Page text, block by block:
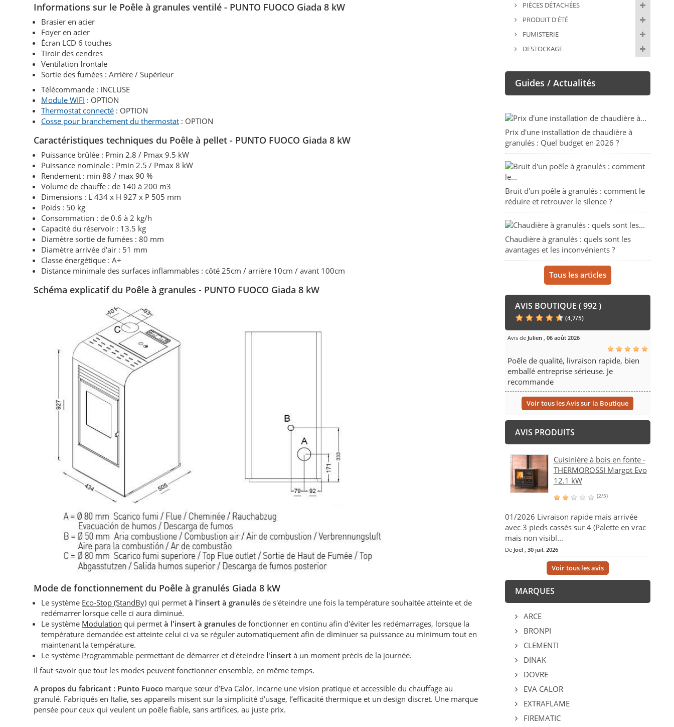
Informations sur le Poêle à granules ventilé - PUNTO FUOCO Giada 8 kW
Brasier en acier
Foyer en acier
Écran LCD 6 touches
Tiroir des cendres
Ventilation frontale
Sortie des fumées : Arrière / Supérieur
Télécommande : INCLUSE
Module WIFI : OPTION
Thermostat connecté : OPTION
Cosse pour branchement du thermostat : OPTION
Caractéristiques techniques du Poêle à pellet - PUNTO FUOCO Giada 8 kW
Puissance brûlée : Pmin 2.8 / Pmax 9.5 kW
Puissance nominale : Pmin 2.5 / Pmax 8 kW
Rendement : min 88 / max 90 %
Volume de chauffe : de 140 à 200 m3
Dimensions : L 434 x H 927 x P 505 mm
Poids : 50 kg
Consommation : de 0.6 à 2 kg/h
Capacité du réservoir : 13.5 kg
Diamètre sortie de fumées : 80 mm
Diamètre arrivée d'air : 51 mm
Classe énergétique : A+
Distance minimale des surfaces inflammables : côté 25cm / arrière 10cm / avant 100cm
Schéma explicatif du Poêle à granules - PUNTO FUOCO Giada 8 kW
Mode de fonctionnement du Poêle à granulés Giada 8 kW
Le système Eco-Stop (StandBy) qui permetà l'insert à granulés de s'éteindre une fois la température souhaitée atteinte et de
redémarrer lorsque celle ci aura diminué.
Le système Modulation qui permetà l'insert à granules de fonctionner en continu afin d'éviter les redémarrages, lorsque la
température demandée est atteinte celui ci va se réguler automatiquement afin de diminuer sa puissance au minimum tout en
maintenant la température.
Le système Programmable permettant de démarrer et d'éteindre l'insert à un moment précis de la journée.
Il faut savoir que tout les modes peuvent fonctionner ensemble, en même temps.
A propos du fabricant : Punto Fuoco marque sœur d’Eva Calòr, incarne une vision pratique et accessible du chauffage au
granulé. Fabriqués en Italie, ses appareils misent sur la simplicité d’usage, l’efficacité thermique et un design discret. Une marque
pensée pour ceux qui veulent un poêle fiable, sans artifices, au juste prix.
PIÈCES DÉTACHÉES
PRODUIT D'ÉTÉ
FUMISTERIE
DESTOCKAGE
Guides / Actualités
Prix d'une installation de chaudière à
granulés : Quel budget en 2026 ?
Bruit d'un poêle à granulés : comment le
réduire et retrouver le silence ?
Chaudière à granulés : quels sont les
avantages et les inconvénients ?
Tous les articles
AVIS BOUTIQUE ( 992 )
(4,7/5)
Avis de Julien, 06 août 2026
Poêle de qualité, livraison rapide, bien
emballé entreprise sérieuse. Je
recommande
Voir tous les Avis sur la Boutique
AVIS PRODUITS
Cuisinière à bois en fonte -
THERMOROSSI Margot Evo
12.1 kW
(2/5)
01/2026 Livraison rapide mais arrivée
avec 3 pieds cassés sur 4 (Palette en vrac
mais non visibl...
De Joël, 30 juil. 2026
Voir tous les avis
MARQUES
ARCE
BRONPI
CLEMENTI
DINAK
DOVRE
EVA CALOR
EXTRAFLAME
FIREMATIC